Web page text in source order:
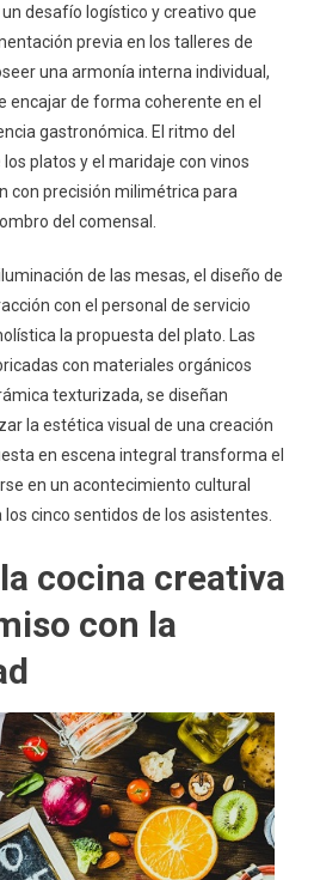
desafío logístico y creativo que
previa en los talleres de
una armonía interna individual,
encajar de forma coherente en el
gastronómica. El ritmo del
platos y el maridaje con vinos
con precisión milimétrica para
del comensal.
de las mesas, el diseño de
con el personal de servicio
la propuesta del plato. Las
con materiales orgánicos
texturizada, se diseñan
la estética visual de una creación
en escena integral transforma el
en un acontecimiento cultural
cinco sentidos de los asistentes.
cocina creativa
con la